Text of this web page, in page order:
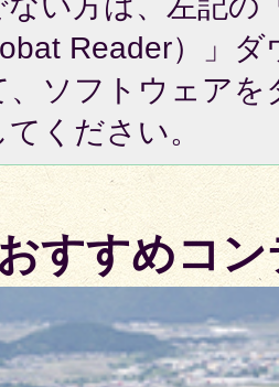
Reader）」
、ソフトウェア
ください。
おすすめコ